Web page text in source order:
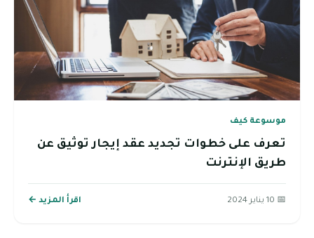
موسوعة كيف
تعرف على خطوات تجديد عقد إيجار توثيق عن
طريق الإنترنت
📅 10 يناير 2024 اقرأ المزيد ←